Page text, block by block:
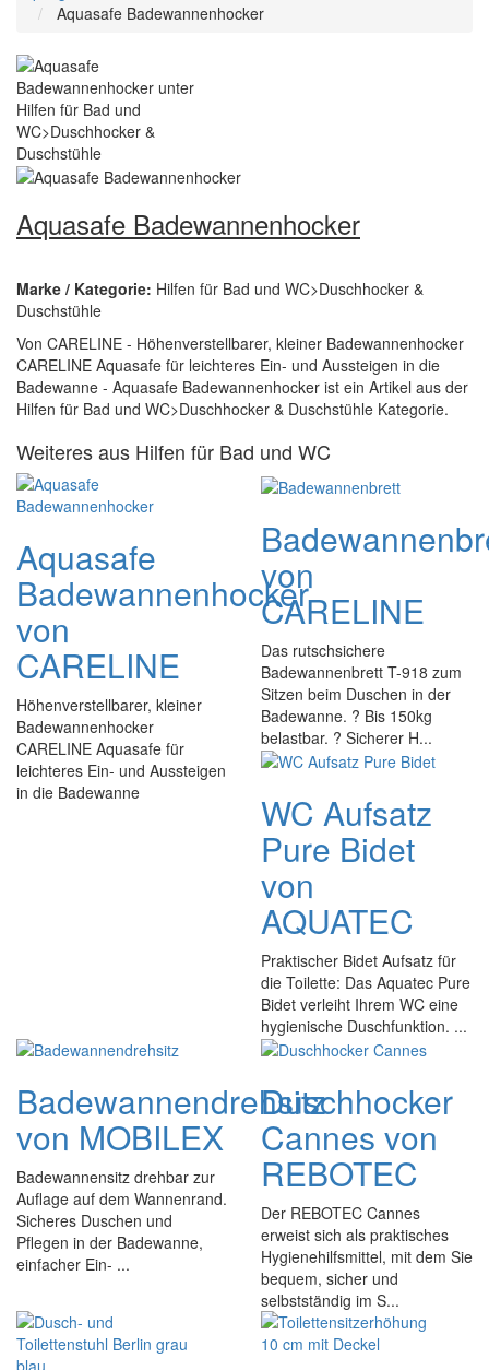
Aquasafe Badewannenhocker
Aquasafe Badewannenhocker
Marke / Kategorie: Hilfen für Bad und WC>Duschhocker &
Duschstühle
Von CARELINE - Höhenverstellbarer, kleiner Badewannenhocker
CARELINE Aquasafe für leichteres Ein- und Aussteigen in die
Badewanne - Aquasafe Badewannenhocker ist ein Artikel aus der
Hilfen für Bad und WC>Duschhocker & Duschstühle Kategorie.
Weiteres aus Hilfen für Bad und WC
Aquasafe
Badewannenhocker
von
CARELINE
Höhenverstellbarer, kleiner
Badewannenhocker
CARELINE Aquasafe für
leichteres Ein- und Aussteigen
in die Badewanne
von
CARELINE
Das rutschsichere
Badewannenbrett T-918 zum
Sitzen beim Duschen in der
Badewanne. ? Bis 150kg
belastbar. ? Sicherer H...
WC Aufsatz
Pure Bidet
von
AQUATEC
Praktischer Bidet Aufsatz für
die Toilette: Das Aquatec Pure
Bidet verleiht Ihrem WC eine
hygienische Duschfunktion. ...
Badewannendrehsitz
von MOBILEX
Badewannensitz drehbar zur
Auflage auf dem Wannenrand.
Sicheres Duschen und
Pflegen in der Badewanne,
einfacher Ein- ...
Duschhocker
Cannes von
REBOTEC
Der REBOTEC Cannes
erweist sich als praktisches
Hygienehilfsmittel, mit dem Sie
bequem, sicher und
selbstständig im S...